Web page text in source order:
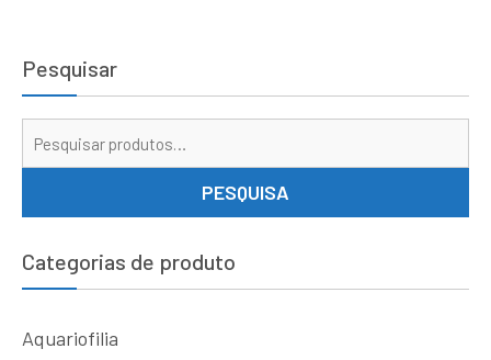
Pesquisar
PESQUISA
Categorias de produto
Aquariofilia